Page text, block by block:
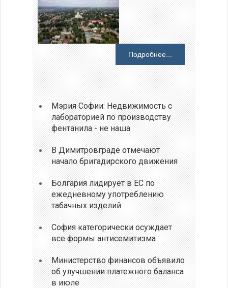
Подробнее...
Мэрия Софии: Недвижимость с
лабораторией по производству
фентанила - не наша
В Димитровграде отмечают
начало бригадирского движения
Болгария лидирует в ЕС по
ежедневному употреблению
табачных изделий
София категорически осуждает
все формы антисемитизма
Министерство финансов объявило
об улучшении платежного баланса
в июле